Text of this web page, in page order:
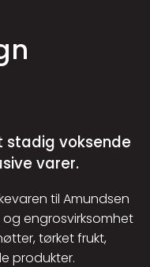
stadig voksende
varer.
til Amundsen
engrosvirksomhet
tørket frukt,
produkter.